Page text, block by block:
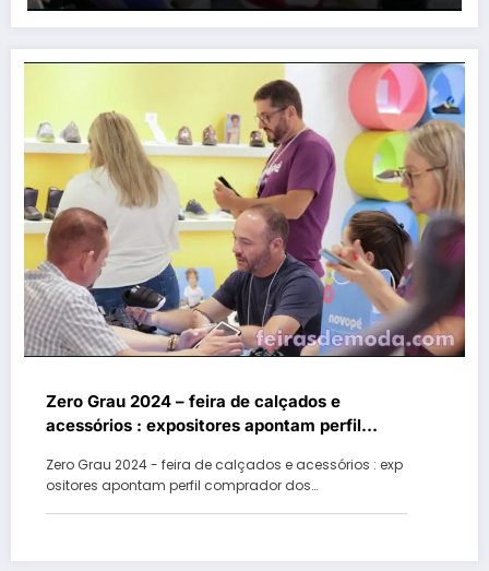
Zero Grau 2024 – feira de calçados e
acessórios : expositores apontam perfil
Zero Grau 2024 - feira de calçados e acessórios : exp
ositores apontam perfil comprador dos…